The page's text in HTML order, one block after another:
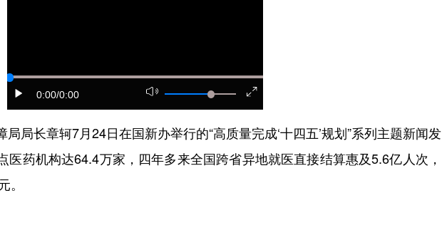
0:00/0:00
长章轲7月24日在国新办举行的“高质量完成‘十四五’规划”系列主题新闻发
医药机构达64.4万家，四年多来全国跨省异地就医直接结算惠及5.6亿人次，
。